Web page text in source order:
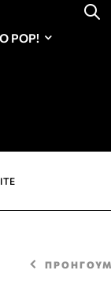
POP!